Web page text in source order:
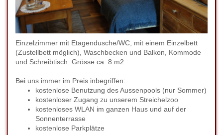
Einzelzimmer mit Etagendusche/WC, mit einem Einzelbett
(Zustellbett möglich), Waschbecken und Balkon, Kommode
und Schreibtisch. Grösse ca. 8 m2
Bei uns immer im Preis inbegriffen:
kostenlose Benutzung des Aussenpools (nur Sommer)
kostenloser Zugang zu unserem Streichelzoo
kostenloses WLAN im ganzen Haus und auf der
Sonnenterrasse
kostenlose Parkplätze